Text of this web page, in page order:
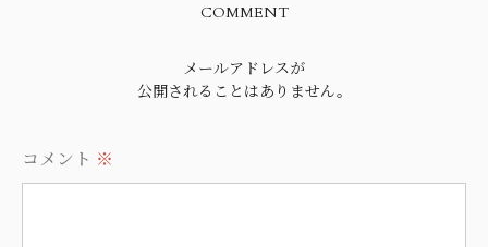
COMMENT
メールアドレスが
公開されることはありません。
コメント ※